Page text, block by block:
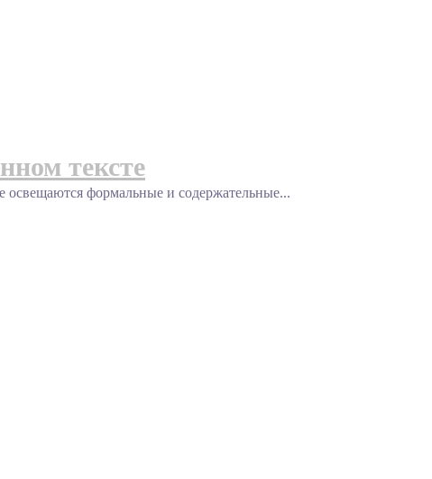
тексте
формальные и содержательные...